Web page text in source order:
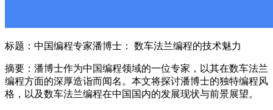
标题：中国编程专家潘博士： 数车法兰编程的技术魅力
摘要：潘博士作为中国编程领域的一位专家，以其在数车法兰
编程方面的深厚造诣而闻名。本文将探讨潘博士的独特编程风
格，以及数车法兰编程在中国国内的发展现状与前景展望。